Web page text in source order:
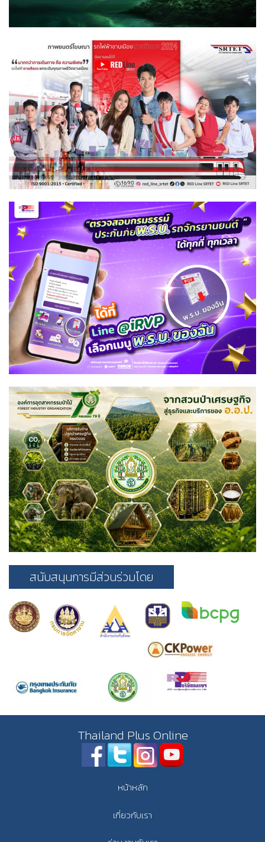
สนับสนุนการมีส่วนร่วมโดย
Thailand Plus Online
หน้าหลัก
เกี่ยวกับเรา